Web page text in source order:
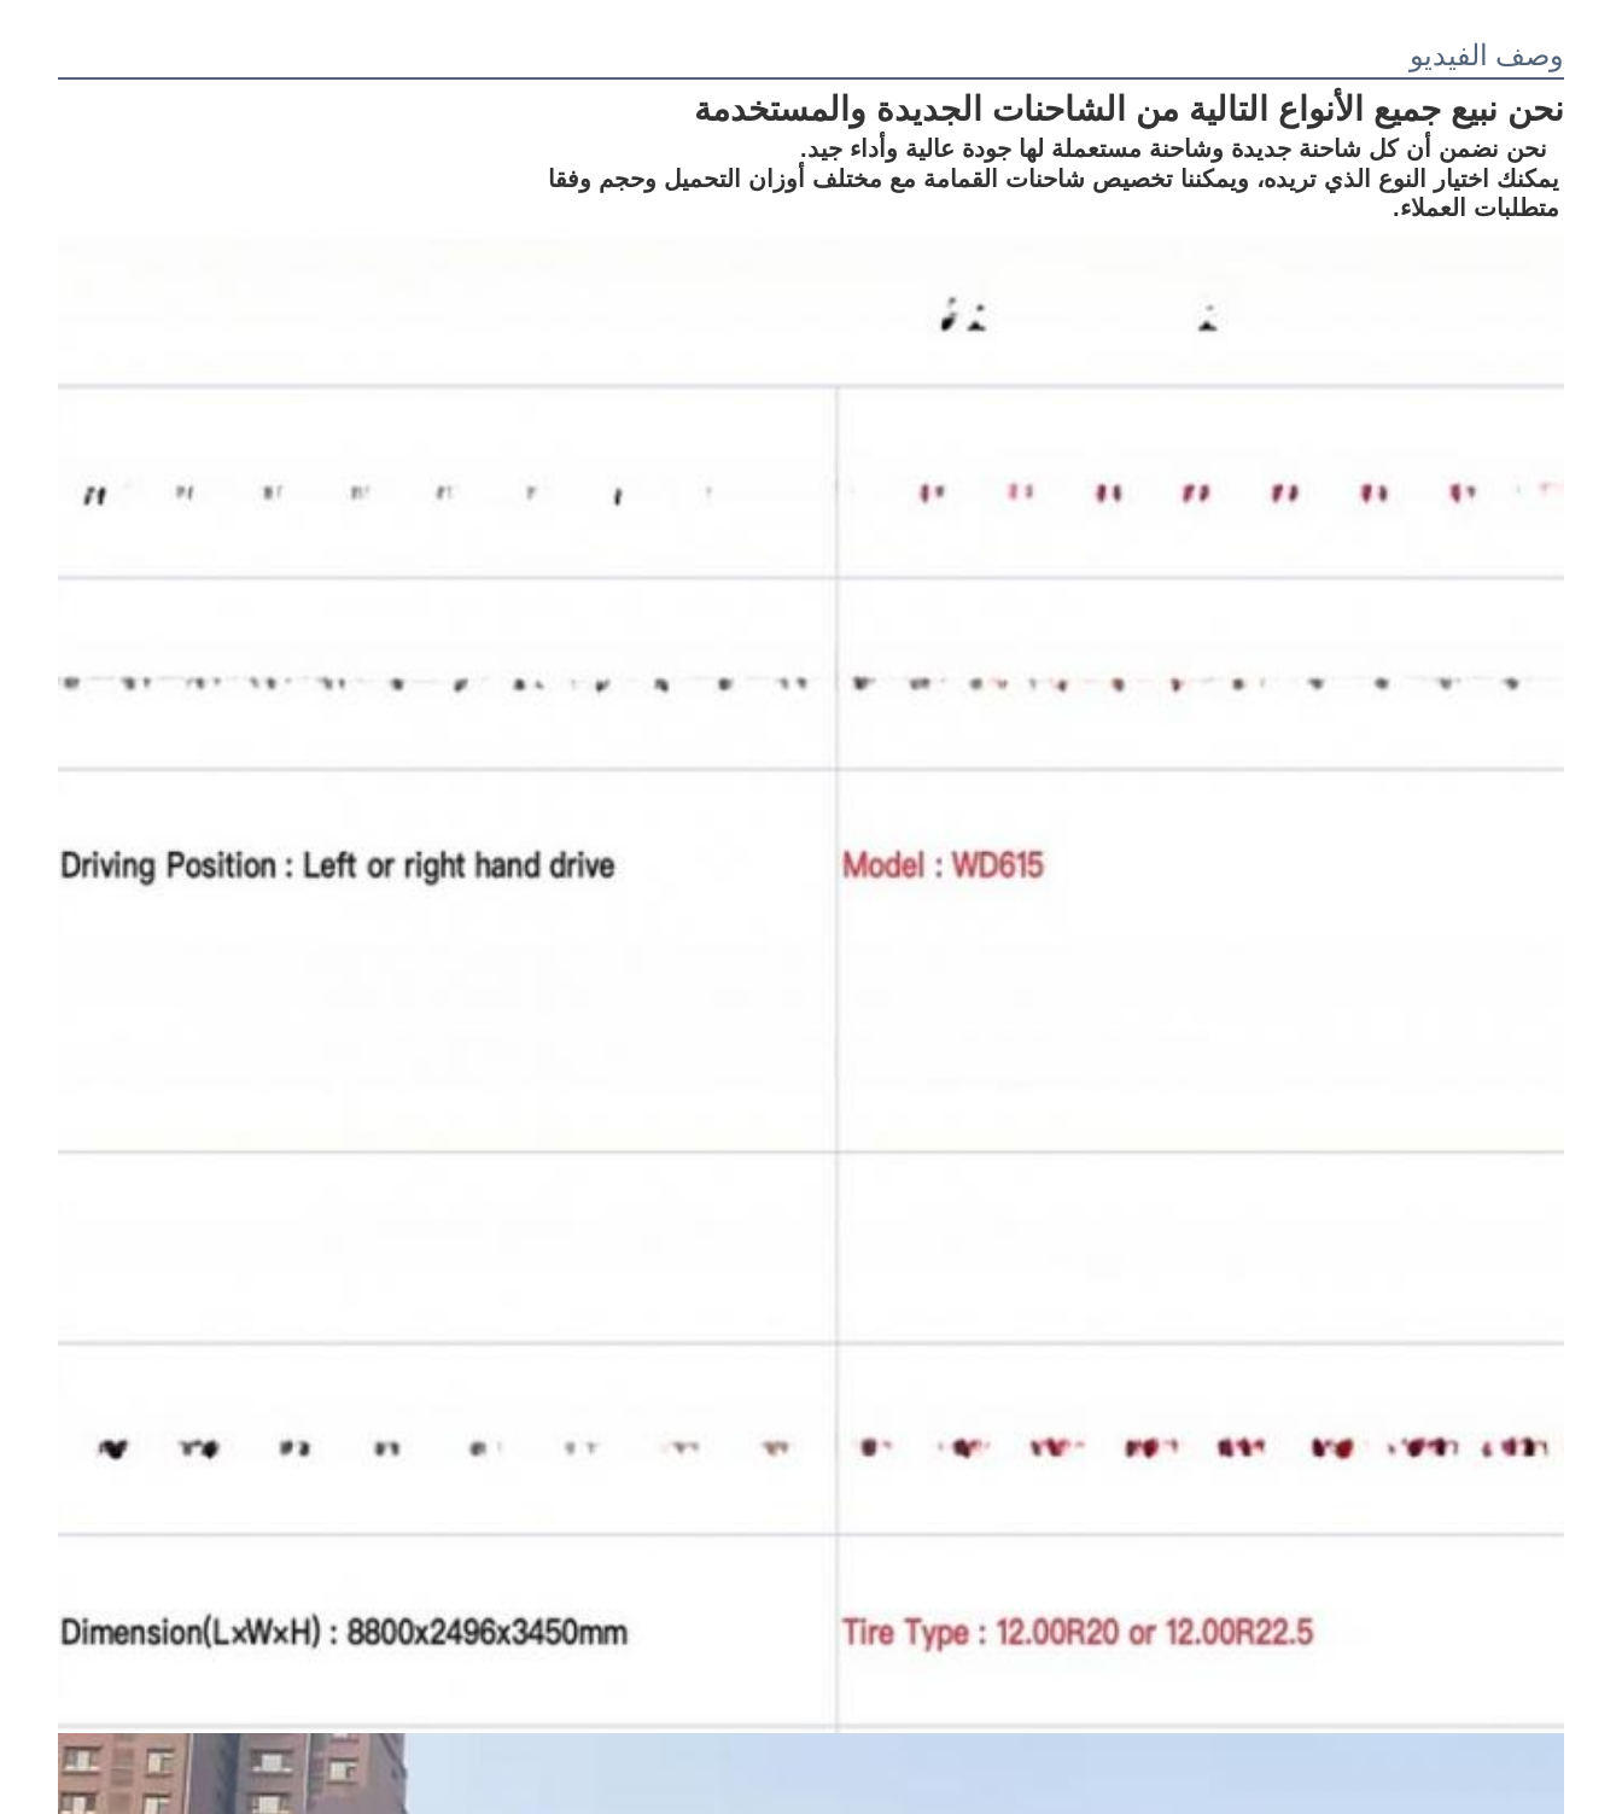
وصف الفيديو
نحن نبيع جميع الأنواع التالية من الشاحنات الجديدة والمستخدمة
نحن نضمن أن كل شاحنة جديدة وشاحنة مستعملة لها جودة عالية وأداء جيد.
يمكنك اختيار النوع الذي تريده، ويمكننا تخصيص شاحنات القمامة مع مختلف أوزان التحميل وحجم وفقا
متطلبات العملاء.